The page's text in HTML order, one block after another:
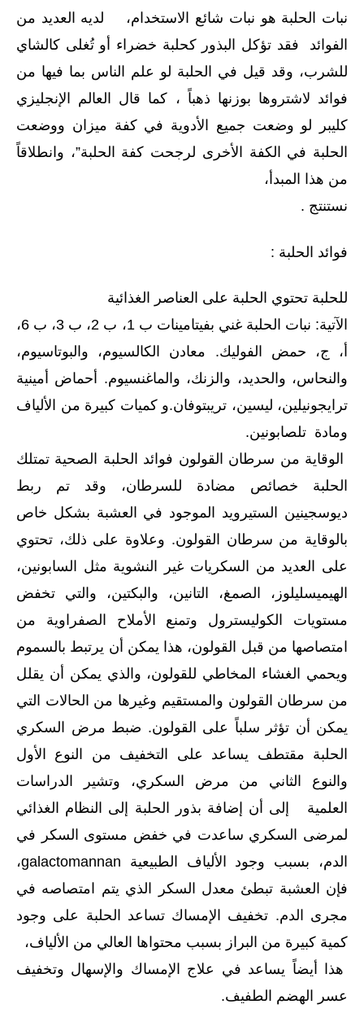
نبات الحلبة هو نبات شائع الاستخدام، لديه العديد من
الفوائد فقد تؤكل البذور كحلبة خضراء أو تُغلى كالشاي
للشرب، وقد قيل في الحلبة لو علم الناس بما فيها من
فوائد لاشتروها بوزنها ذهباً ، كما قال العالم الإنجليزي
كليبر لو وضعت جميع الأدوية في كفة ميزان ووضعت
الحلبة في الكفة الأخرى لرجحت كفة الحلبة”، وانطلاقاً
من هذا المبدأ،
نستنتج .
فوائد الحلبة :
للحلبة تحتوي الحلبة على العناصر الغذائية
الآتية: نبات الحلبة غني بفيتامينات ب 1، ب 2، ب 3، ب 6،
أ، ج، حمض الفوليك. معادن الكالسيوم، والبوتاسيوم،
والنحاس، والحديد، والزنك، والماغنسيوم. أحماض أمينية
ترايجونيلين، ليسين، تريبتوفان.و كميات كبيرة من الألياف
ومادة تلصابونين.
الوقاية من سرطان القولون فوائد الحلبة الصحية تمتلك
الحلبة خصائص مضادة للسرطان، وقد تم ربط
ديوسجينين الستيرويد الموجود في العشبة بشكل خاص
بالوقاية من سرطان القولون. وعلاوة على ذلك، تحتوي
على العديد من السكريات غير النشوية مثل السابونين،
الهيميسليلوز، الصمغ، التانين، والبكتين، والتي تخفض
مستويات الكوليسترول وتمنع الأملاح الصفراوية من
امتصاصها من قبل القولون، هذا يمكن أن يرتبط بالسموم
ويحمي الغشاء المخاطي للقولون، والذي يمكن أن يقلل
من سرطان القولون والمستقيم وغيرها من الحالات التي
يمكن أن تؤثر سلباً على القولون. ضبط مرض السكري
الحلبة مقتطف يساعد على التخفيف من النوع الأول
والنوع الثاني من مرض السكري، وتشير الدراسات
العلمية إلى أن إضافة بذور الحلبة إلى النظام الغذائي
لمرضى السكري ساعدت في خفض مستوى السكر في
الدم، بسبب وجود الألياف الطبيعية galactomannan،
فإن العشبة تبطئ معدل السكر الذي يتم امتصاصه في
مجرى الدم. تخفيف الإمساك تساعد الحلبة على وجود
كمية كبيرة من البراز بسبب محتواها العالي من الألياف،
هذا أيضاً يساعد في علاج الإمساك والإسهال وتخفيف
عسر الهضم الطفيف.